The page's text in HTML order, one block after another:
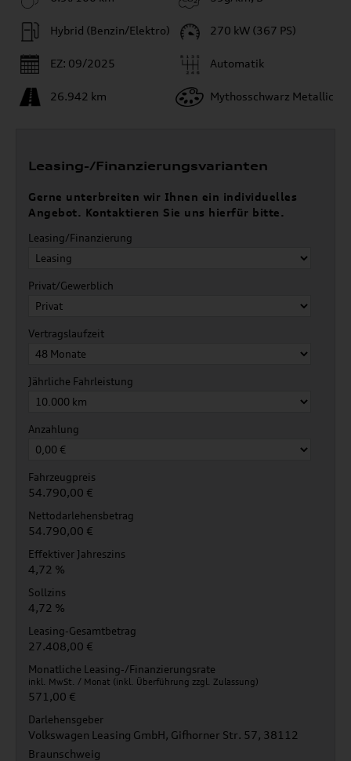
Hybrid (Benzin/Elektro)
EZ: 09/2025
26.942 km
270 kW (367 PS)
Automatik
Mythosschwarz Metallic
Leasing-/Finanzierungsvarianten
Gerne unterbreiten wir Ihnen ein individuelles
Angebot. Kontaktieren Sie uns hierfür bitte.
Leasing/Finanzierung
Privat/Gewerblich
Vertragslaufzeit
Jährliche Fahrleistung
Anzahlung
Fahrzeugpreis
54.790,00 €
Nettodarlehensbetrag
54.790,00 €
Effektiver Jahreszins
4,72 %
Sollzins
4,72 %
Leasing-Gesamtbetrag
27.408,00 €
Monatliche Leasing-/Finanzierungsrate
inkl. MwSt. / Monat (inkl. Überführung zzgl. Zulassung)
571,00 €
Darlehensgeber
Volkswagen Leasing GmbH, Gifhorner Str. 57, 38112
Braunschweig